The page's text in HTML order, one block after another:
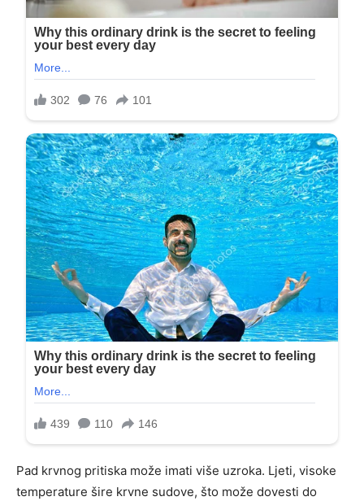
Pad krvnog pritiska može imati više uzroka. Ljeti, visoke
temperature šire krvne sudove, što može dovesti do